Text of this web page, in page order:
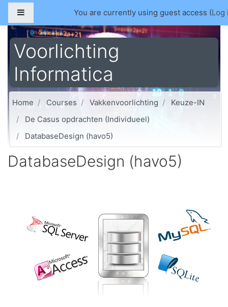
Skip to main content
You are currently using guest access (Log
Voorlichting
Informatica
Home Courses Vakkenvoorlichting
Keuze-IN
De Casus opdrachten (Individueel)
DatabaseDesign (havo5)
DatabaseDesign (havo5)